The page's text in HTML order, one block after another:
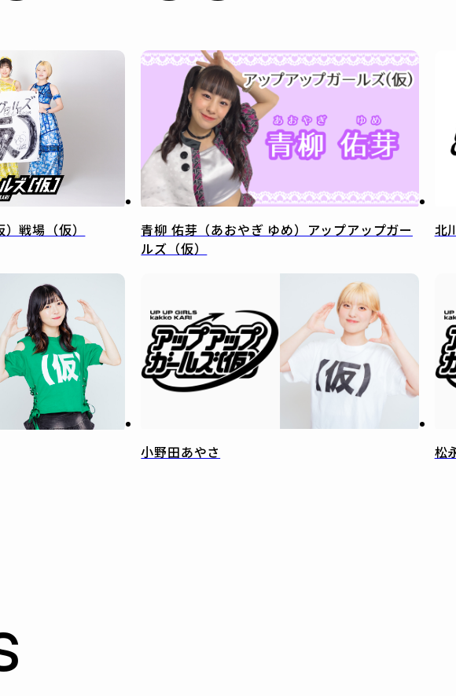
戦場（仮）
青柳 佑芽（あおやぎ ゆめ）アップアップガー
ルズ（仮）
北
小野田あやさ 松